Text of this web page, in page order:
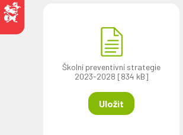
Školní preventivní strategie
2023-2028 [834 kB]
Uložit